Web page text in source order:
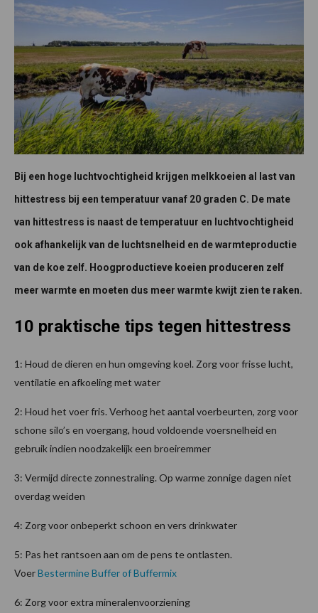
Bij een hoge luchtvochtigheid krijgen melkkoeien al last van
hittestress bij een temperatuur vanaf 20 graden C. De mate
van hittestress is naast de temperatuur en luchtvochtigheid
ook afhankelijk van de luchtsnelheid en de warmteproductie
van de koe zelf. Hoogproductieve koeien produceren zelf
meer warmte en moeten dus meer warmte kwijt zien te raken.
10 praktische tips tegen hittestress
1: Houd de dieren en hun omgeving koel. Zorg voor frisse lucht,
ventilatie en afkoeling met water
2: Houd het voer fris. Verhoog het aantal voerbeurten, zorg voor
schone silo’s en voergang, houd voldoende voersnelheid en
gebruik indien noodzakelijk een broeiremmer
3: Vermijd directe zonnestraling. Op warme zonnige dagen niet
overdag weiden
4: Zorg voor onbeperkt schoon en vers drinkwater
5: Pas het rantsoen aan om de pens te ontlasten.
VoerBestermine Buffer of Buffermix
6: Zorg voor extra mineralenvoorziening